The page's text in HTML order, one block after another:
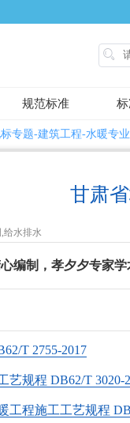

规范标准
专题-建筑工程-水暖专业
甘肃
给水排水
编制，孝夕夕专家
T 2755-2017
艺规程 DВ62/Т 3020-
工程施工工艺规程